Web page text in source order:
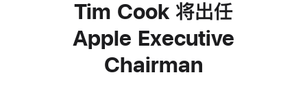
Tim Cook 将出任
Apple Executive
Chairman